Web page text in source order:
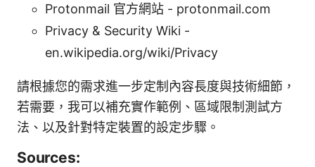
Protonmail 官方網站 - protonmail.com
Privacy & Security Wiki -
en.wikipedia.org/wiki/Privacy
請根據您的需求進一步定制內容長度與技術細節，
若需要，我可以補充實作範例、區域限制測試方
法、以及針對特定裝置的設定步驟。
Sources: